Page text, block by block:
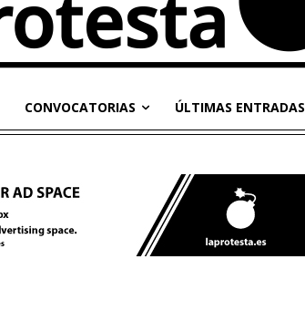
CONVOCATORIAS ÚLTIMAS ENTRADAS